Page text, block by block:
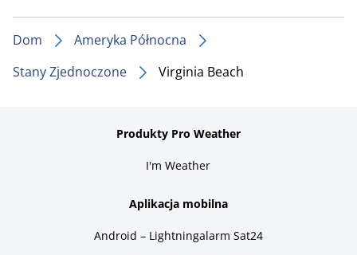
Dom
Ameryka Północna
Stany Zjednoczone
Virginia Beach
Produkty Pro Weather
I'm Weather
Aplikacja mobilna
Android – Lightningalarm Sat24